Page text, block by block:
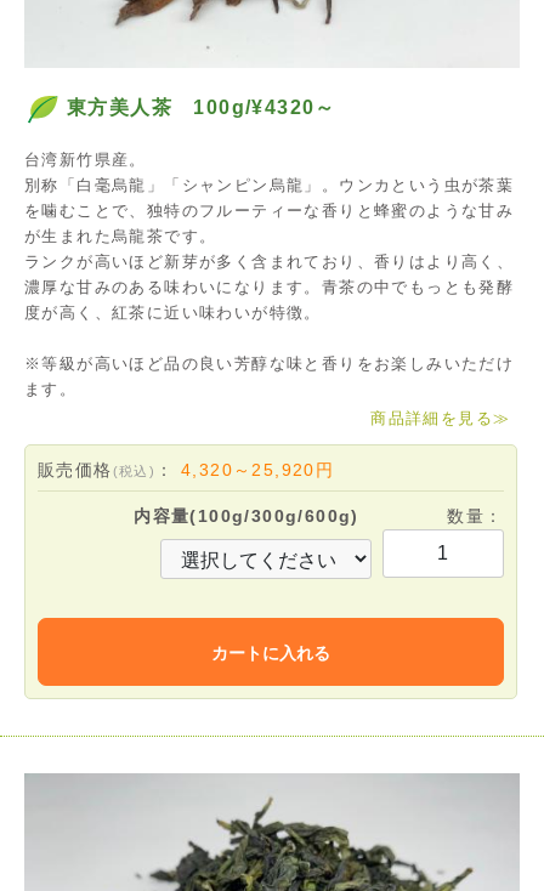
東方美人茶 100g/¥4320～
台湾新竹県産。
別称「白毫烏龍」「シャンピン烏龍」。ウンカという虫が茶葉
を噛むことで、独特のフルーティーな香りと蜂蜜のような甘み
が生まれた烏龍茶です。
ランクが高いほど新芽が多く含まれており、香りはより高く、
濃厚な甘みのある味わいになります。青茶の中でもっとも発酵
度が高く、紅茶に近い味わいが特徴。
※等級が高いほど品の良い芳醇な味と香りをお楽しみいただけ
ます。
商品詳細を見る≫
販売価格 (税込) ： 4,320～25,920円
内容量(100g/300g/600g) 数量：
カートに入れる